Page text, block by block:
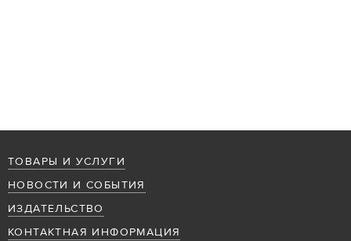
ТОВАРЫ И УСЛУГИ
НОВОСТИ И СОБЫТИЯ
ИЗДАТЕЛЬСТВО
КОНТАКТНАЯ ИНФОРМАЦИЯ